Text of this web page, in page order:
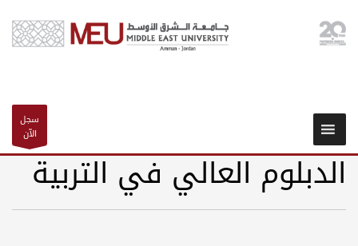
سجل
الآن
الدبلوم العالي في التربية